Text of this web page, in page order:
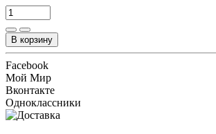
В корзину
Facebook
Мой Мир
Вконтакте
Одноклассники